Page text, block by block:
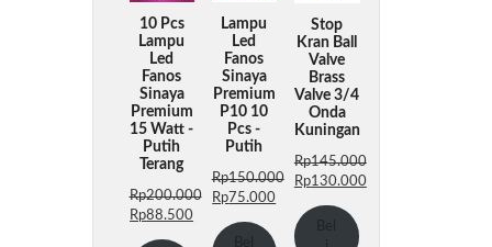
10 Pcs
Lampu
Led
Fanos
Sinaya
Premium
15 Watt -
Putih
Terang
Rp200.000
Harga
Rp88.500Harga
saat
Lampu
Led
Fanos
Sinaya
Premium
P10 10
Pcs -
Putih
Rp150.000
Harga
adalah:
Rp75.000Harga
saat
Bel
Stop
Kran Ball
Valve
Brass
Valve 3/4
Onda
Kuningan
Rp145.000
Harga
adalah:
Rp145.000.
Rp130.000
saat
ini
Bel